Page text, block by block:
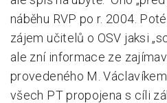
náběhu RVP po r. 2004.
zájem učitelů o OSV jaksi
ale zní informace ze
provedeného M. Václavíkem
všech PT propojena s cíli